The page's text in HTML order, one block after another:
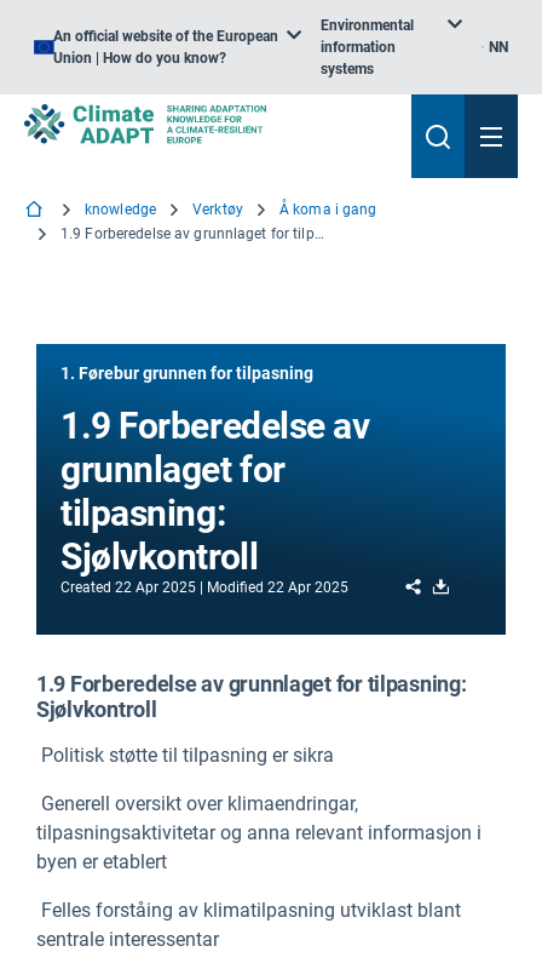
An official website of the European
Union | How do you know?
Environmental
information
systems
NN
knowledge Verktøy
Å koma i gang
1.9 Forberedelse av grunnlaget for tilpasning: Sjølvkontroll
1. Førebur grunnen for tilpasning
1.9 Forberedelse av
grunnlaget for
tilpasning:
Sjølvkontroll
Created 22 Apr 2025 Modified 22 Apr 2025 Share
1.9 Forberedelse av grunnlaget for tilpasning:
Sjølvkontroll
Politisk støtte til tilpasning er sikra
Generell oversikt over klimaendringar,
tilpasningsaktivitetar og anna relevant informasjon i
byen er etablert
Felles forståing av klimatilpasning utviklast blant
sentrale interessentar